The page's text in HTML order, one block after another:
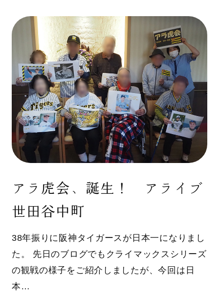
アラ虎会、誕生！ アライブ
世田谷中町
38年振りに阪神タイガースが日本一になりまし
た。 先日のブログでもクライマックスシリーズ
の観戦の様子をご紹介しましたが、今回は日
本…